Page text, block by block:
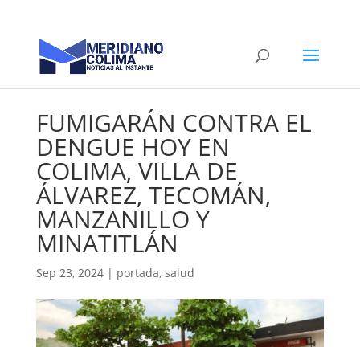
FUMIGARÁN CONTRA EL
DENGUE HOY EN
COLIMA, VILLA DE
ÁLVAREZ, TECOMÁN,
MANZANILLO Y
MINATITLÁN
Sep 23, 2024| portada, salud